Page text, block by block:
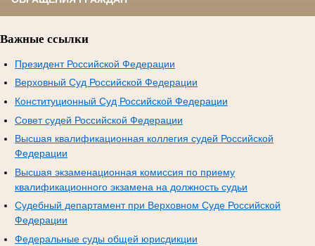
Важные ссылки
Президент Российской Федерации
Верховный Суд Российской Федерации
Конституционный Суд Российской Федерации
Совет судей Российской Федерации
Высшая квалификационная коллегия судей Российской
Федерации
Высшая экзаменационная комиссия по приему
квалификационного экзамена на должность судьи
Судебный департамент при Верховном Суде Российской
Федерации
Федеральные суды общей юрисдикции